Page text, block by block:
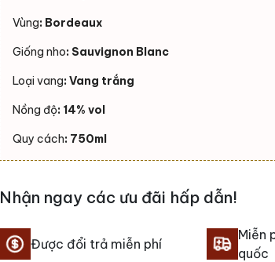
Vùng: Bordeaux
Giống nho: Sauvignon Blanc
Loại vang: Vang trắng
Nồng độ: 14% vol
Quy cách: 750ml
Nhận ngay các ưu đãi hấp dẫn!
Được đổi trả miễn phí
Miễn
quốc